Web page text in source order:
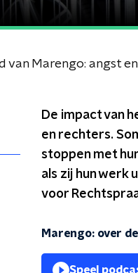
van Marengo: angst
De impact van
en rechters.
stoppen met
als zij hun werk
voor
Marengo: over
Speel